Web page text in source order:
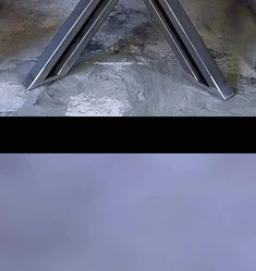
Sonderanfertigung Design
Schiebetür Messe